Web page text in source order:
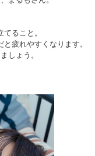
ること。
疲れやすくなります。
しょう。